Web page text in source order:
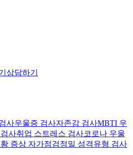
상담하기
사우울증 검사자존감 검사MBTI 우
사취업 스트레스 검사코로나 우울
증상 자가점검정밀 성격유형 검사